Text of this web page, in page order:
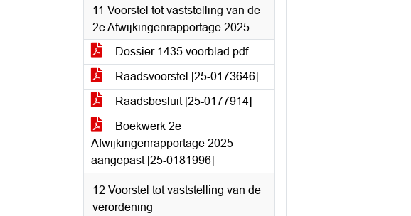
11 Voorstel tot vaststelling van de
2e Afwijkingenrapportage 2025
Dossier 1435 voorblad.pdf
Raadsvoorstel [25-0173646]
Raadsbesluit [25-0177914]
Boekwerk 2e
Afwijkingenrapportage 2025
aangepast [25-0181996]
12 Voorstel tot vaststelling van de
verordening